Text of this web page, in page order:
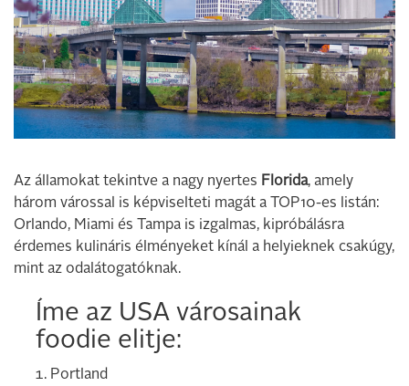
Az államokat tekintve a nagy nyertes Florida, amely
három várossal is képviselteti magát a TOP10-es listán:
Orlando, Miami és Tampa is izgalmas, kipróbálásra
érdemes kulináris élményeket kínál a helyieknek csakúgy,
mint az odalátogatóknak.
Íme az USA városainak
foodie elitje:
Portland